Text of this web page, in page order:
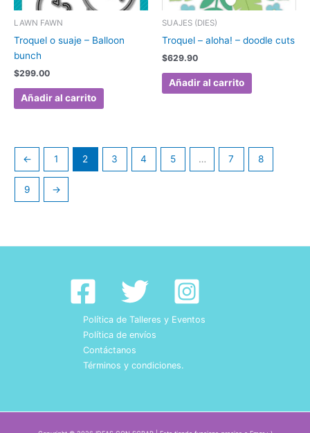
LAWN FAWN
Troquel o suaje – Balloon
bunch
$299.00
Añadir al carrito
SUAJES (DIES)
Troquel – aloha! – doodle cuts
$629.90
Añadir al carrito
← 1 2 3 4 5 … 7 8
9 →
Política de Talleres y Eventos
Política de envíos
Contáctanos
Términos y condiciones.